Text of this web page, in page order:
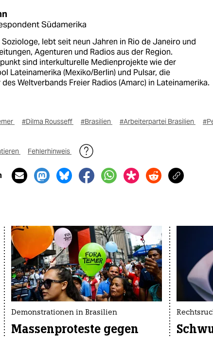
Südamerika
lebt seit neun Jahren in Rio de Janeiro und
Agenturen und Radios aus der Region.
sind interkulturelle Medienprojekte wie der
Lateinamerika (Mexiko/Berlin) und Pulsar, die
Weltverbands Freier Radios (Amarc) in Lateinamerika.
#Dilma Rousseff #Brasilien #Arbeiterpartei Brasilien
Fehlerhinweis
Demonstrationen in Brasilien
Massenproteste gegen